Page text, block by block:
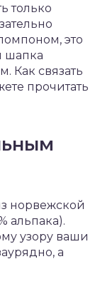
только
это
шапка
Как связать
прочитать
норвежской
альпака).
узору ваши
а